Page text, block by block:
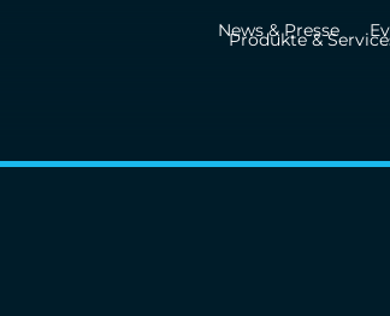
Produkte &
News & Presse